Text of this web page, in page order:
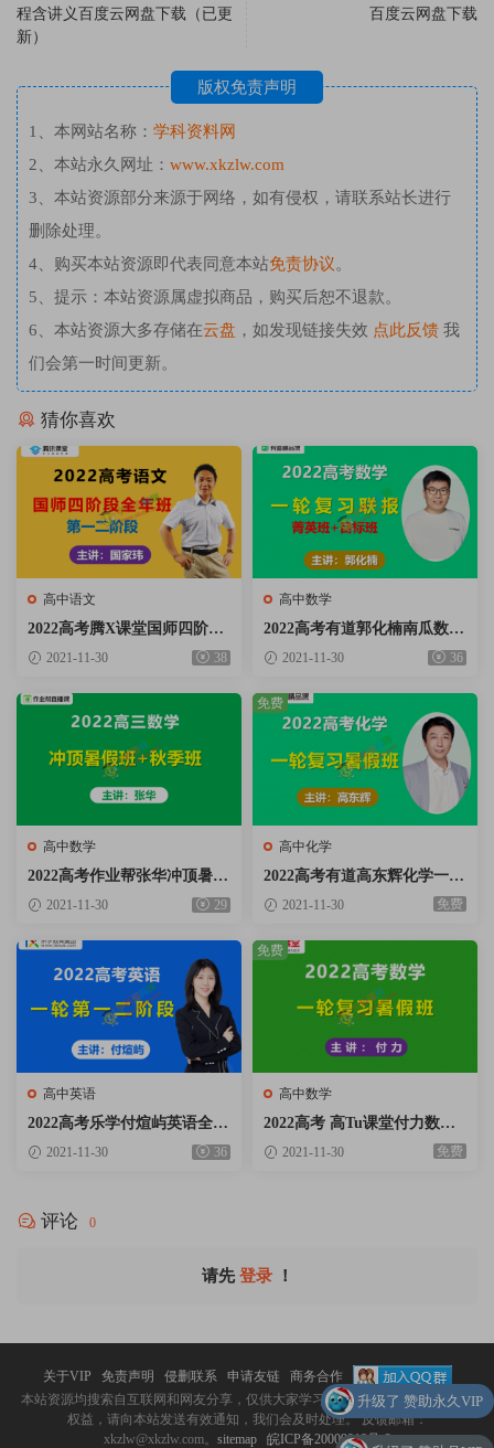
程含讲义百度云网盘下载（已更
新）
百度云网盘下载
版权免责声明
1、本网站名称： 学科资料网
2、本站永久网址： www.xkzlw.com
3、本站资源部分来源于网络，如有侵权，请联系站长进行
删除处理。
4、购买本站资源即代表同意本站免责协议。
5、提示：本站资源属虚拟商品，购买后恕不退款。
6、本站资源大多存储在云盘 ，如发现链接失效 点此反馈 我
们会第一时间更新。
猜你喜欢
高中语文
2022高考腾X课堂国师四阶段
全年班国家玮语文第一二阶段
盘下载
2021-11-30 38
高中数学
2022高考有道郭化楠南瓜数学
一轮复习联报目标班+菁英班
下载
2021-11-30 36
高中数学
2022高考作业帮张华冲顶暑假
班+秋季班视频课程含讲义笔
2021-11-30 29
高中化学
2022高考有道高东辉化学一轮
复习目标班暑假班视频课程百
2021-11-30 免费
免费
高中英语
2022高考乐学付煊屿英语全程
班第一二阶段视频课程含讲义
2021-11-30 36
高中数学
2022高考 高Tu课堂付力数学
一轮复习暑假班视频课程含课
2021-11-30 免费
免费
评论 0
请先 登录！
关于VIP 免责声明 侵删联系 申请友链
商务合作
本站资源均搜索自互联网和网友分享，仅供大家学习与交流。 如涉嫌侵犯您的
权益，请向本站发送有效通知，我们会及时处理。 反馈邮箱：
xkzlw@xkzlw.com。 sitemap 皖ICP备20009918号-2
升级了 赞助永久VIP
升级了 赞助月VIP